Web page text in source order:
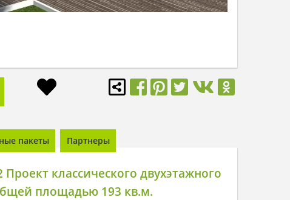
пакеты Партнеры
Проект классического двухэтажного
площадью 193 кв.м.